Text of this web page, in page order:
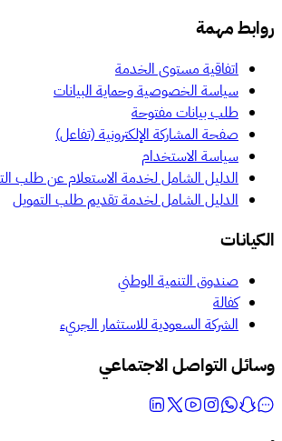
روابط مهمة
اتفاقية مستوى الخدمة
سياسة الخصوصية وحماية البيانات
طلب بيانات مفتوحة
صفحة المشاركة الإلكترونية (تفاعل)
سياسة الاستخدام
الدليل الشامل لخدمة الاستعلام عن طلب
الدليل الشامل لخدمة تقديم طلب التمويل
الكيانات
صندوق التنمية الوطني
كفالة
الشركة السعودية للاستثمار الجريء
وسائل التواصل الاجتماعي